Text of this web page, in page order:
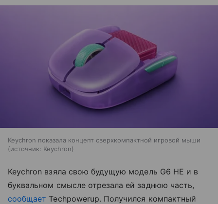
Keychron показала концепт сверхкомпактной игровой мыши
источник: Keychron
Keychron взяла свою будущую модель G6 HE и в
буквальном смысле отрезала ей заднюю часть,
сообщает Techpowerup. Получился компактный